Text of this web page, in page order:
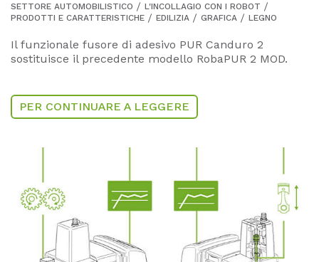
SETTORE AUTOMOBILISTICO
L'INCOLLAGIO CON I ROBOT
PRODOTTI E CARATTERISTICHE
EDILIZIA GRAFICA LEGNO
Il funzionale fusore di adesivo PUR Canduro 2
sostituisce il precedente modello RobaPUR 2 MOD.
PER CONTINUARE A LEGGERE